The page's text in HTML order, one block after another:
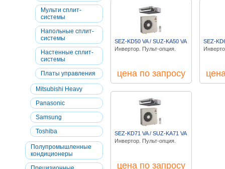
Мульти сплит-
системы
Напольные сплит-
системы
Настенные сплит-
системы
Платы управления
Mitsubishi Heavy
Panasonic
Samsung
Toshiba
Полупромышленные
кондиционеры
SEZ-KD50 VA / SUZ-KA50 VA
Инвертор. Пульт-опция.
цена по запросу
SEZ-
SEZ-KD71 VA / SUZ-KA71 VA
Инвертор. Пульт-опция.
цена по запросу